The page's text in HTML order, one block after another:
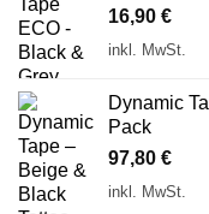
16,90 €
inkl. MwSt.
Dynamic
Pack
97,80 €
inkl. MwSt.